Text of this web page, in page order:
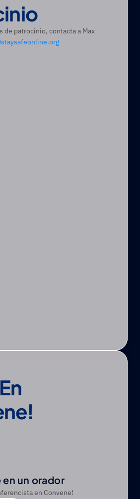
de patrocinio, contacta a Max
un orador
en Convene!